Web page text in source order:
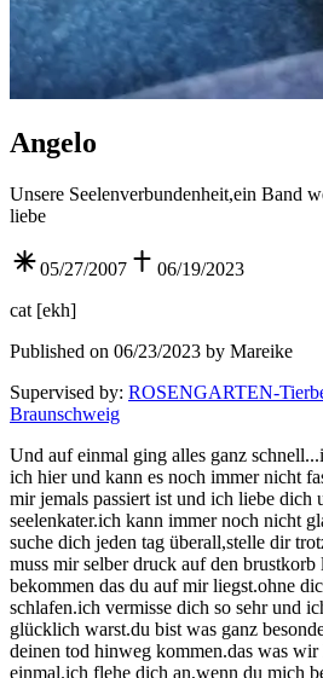
Angelo
Unsere Seelenverbundenheit,ein Band
liebe
05/27/2007
06/19/2023
cat [ekh]
Published on 06/23/2023 by Mareike
Supervised by: ROSENGARTEN-
Braunschweig
Und auf einmal ging alles ganz
ich hier und kann es noch immer nicht
mir jemals passiert ist und ich liebe dich
seelenkater.ich kann immer noch nicht
suche dich jeden tag überall,stelle dir
muss mir selber druck auf den brustkorb
bekommen das du auf mir liegst.ohne
schlafen.ich vermisse dich so sehr und
glücklich warst.du bist was ganz
deinen tod hinweg kommen.das was wir
einmal.ich flehe dich an,wenn du mich